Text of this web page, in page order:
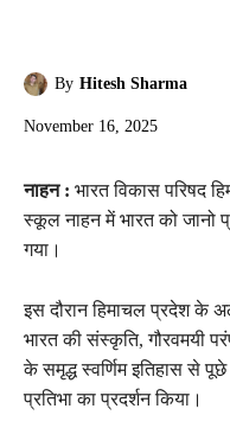
By Hitesh Sharma
November 16, 2025
नाहन : भारत विकास परिषद
स्कूल नाहन में भारत को जानो
गया।
इस दौरान हिमाचल प्रदेश के
भारत की संस्कृति, गौरवमयी
के समृद्ध स्वर्णिम इतिहास से
प्रतिभा का प्रदर्शन किया।